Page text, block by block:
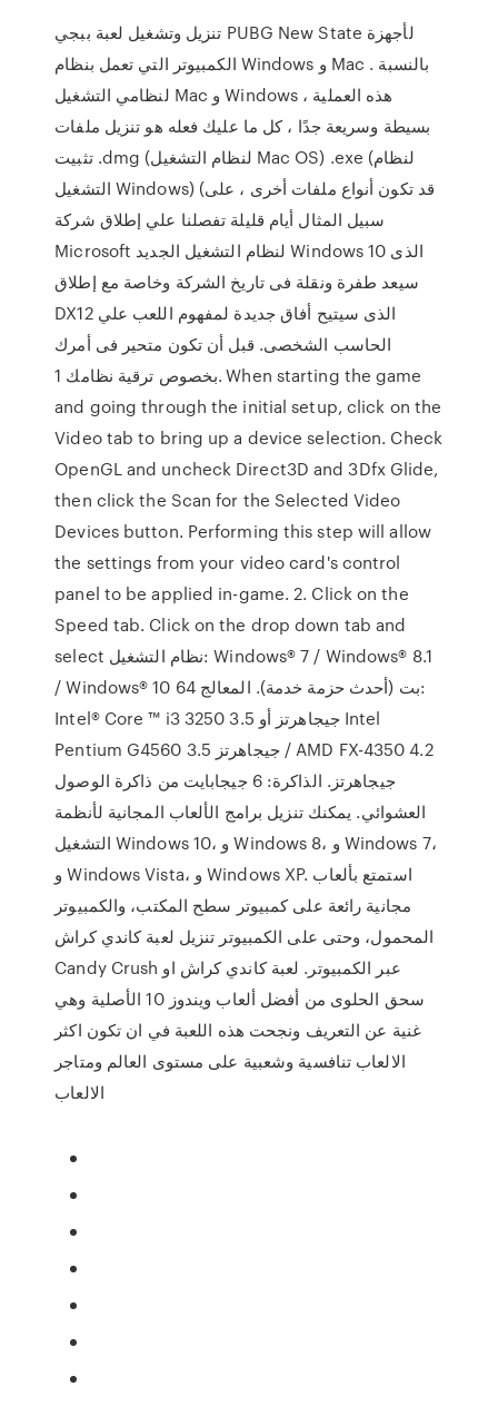
تنزيل وتشغيل لعبة ببجي PUBG New State لأجهزة
الكمبيوتر التي تعمل بنظام Windows و Mac . بالنسبة
لنظامي التشغيل Mac و Windows ، هذه العملية
بسيطة وسريعة جدًا ، كل ما عليك فعله هو تنزيل ملفات
تثبيت .dmg (لنظام التشغيل Mac OS) .exe (لنظام
التشغيل Windows) (قد تكون أنواع ملفات أخرى ، على
سبيل المثال أيام قليلة تفصلنا علي إطلاق شركة
Microsoft لنظام التشغيل الجديد Windows 10 الذى
سيعد طفرة ونقلة فى تاريخ الشركة وخاصة مع إطلاق
DX12 الذى سيتيح أفاق جديدة لمفهوم اللعب علي
الحاسب الشخصى. قبل أن تكون متحير فى أمرك
بخصوص ترقية نظامك 1. When starting the game
and going through the initial setup, click on the
Video tab to bring up a device selection. Check
OpenGL and uncheck Direct3D and 3Dfx Glide,
then click the Scan for the Selected Video
Devices button. Performing this step will allow
the settings from your video card's control
panel to be applied in-game. 2. Click on the
Speed tab. Click on the drop down tab and
select نظام التشغيل: Windows® 7 / Windows® 8.1
/ Windows® 10 64 بت (أحدث حزمة خدمة). المعالج:
Intel® Core ™ i3 3250 3.5 جيجاهرتز أو Intel
Pentium G4560 3.5 جيجاهرتز / AMD FX-4350 4.2
جيجاهرتز. الذاكرة: 6 جيجابايت من ذاكرة الوصول
العشوائي. يمكنك تنزيل برامج الألعاب المجانية لأنظمة
التشغيل Windows 10، و Windows 8، و Windows 7،
و Windows Vista، و Windows XP. استمتع بألعاب
مجانية رائعة على كمبيوتر سطح المكتب، والكمبيوتر
المحمول، وحتى على الكمبيوتر تنزيل لعبة كاندي كراش
Candy Crush عبر الكمبيوتر. لعبة كاندي كراش او
سحق الحلوى من أفضل ألعاب ويندوز 10 الأصلية وهي
غنية عن التعريف ونجحت هذه اللعبة في ان تكون اكثر
الالعاب تنافسية وشعبية على مستوى العالم ومتاجر
الالعاب